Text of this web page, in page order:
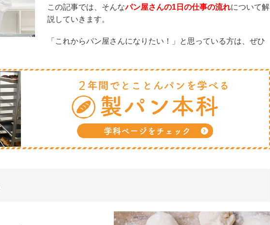
この記事では、そんなパン屋さんの1日の仕事の流れについて解
説していきます。
「これからパン屋さんになりたい！」と思っている方は、ぜひ